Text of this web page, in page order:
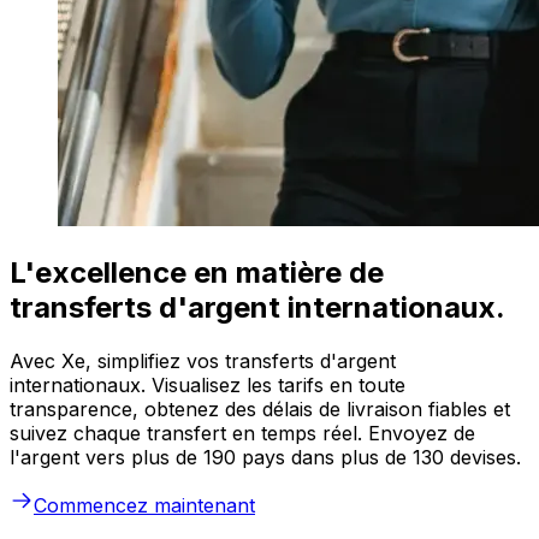
L'excellence en matière de
transferts d'argent internationaux.
Avec Xe, simplifiez vos transferts d'argent
internationaux. Visualisez les tarifs en toute
transparence, obtenez des délais de livraison fiables et
suivez chaque transfert en temps réel. Envoyez de
l'argent vers plus de 190 pays dans plus de 130 devises.
Commencez maintenant